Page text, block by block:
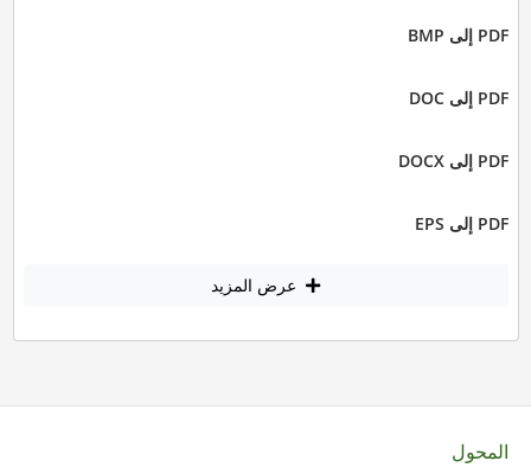
PDF إلى BMP
PDF إلى DOC
PDF إلى DOCX
PDF إلى EPS
عرض المزيد
المحول